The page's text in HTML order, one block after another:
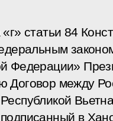
статьи 84
Федерации»
Договор между
в